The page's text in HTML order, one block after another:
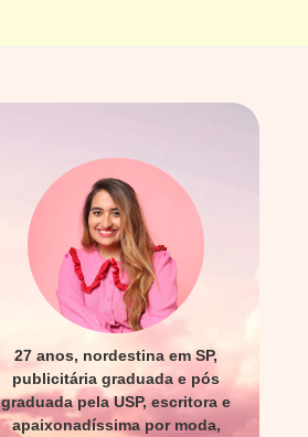
27 anos, nordestina em SP,
publicitária graduada e pós
graduada pela USP, escritora e
apaixonadíssima por moda,